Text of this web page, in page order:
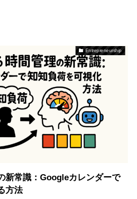
Entrepreneurship
新常識：Googleカレンダーで
方法